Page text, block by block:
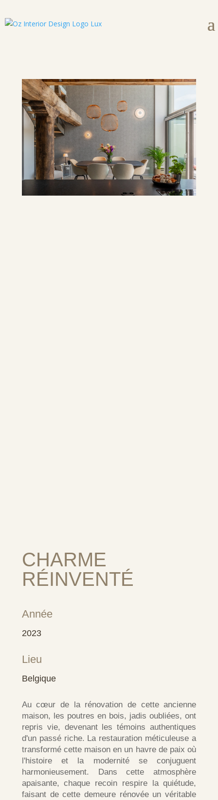
CHARME
RÉINVENTÉ
Année
2023
Lieu
Belgique
Au cœur de la rénovation de cette ancienne
maison, les poutres en bois, jadis oubliées, ont
repris vie, devenant les témoins authentiques
d'un passé riche. La restauration méticuleuse a
transformé cette maison en un havre de paix où
l'histoire et la modernité se conjuguent
harmonieusement. Dans cette atmosphère
apaisante, chaque recoin respire la quiétude,
faisant de cette demeure rénovée un véritable